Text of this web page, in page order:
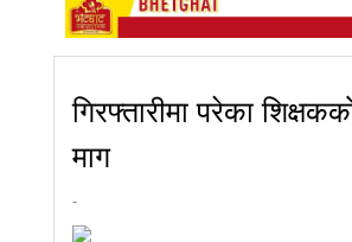
गिरफ्तारीमा परेका
माग
-